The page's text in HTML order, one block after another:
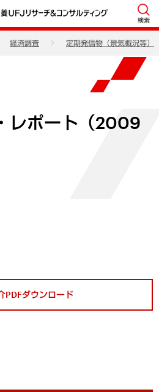
検索
経済調査 定期発信物（景気概況等）
レポート（2009
PDFダウンロード